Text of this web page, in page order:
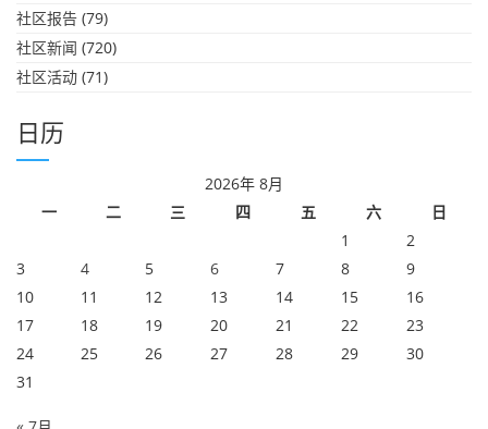
社区报告 (79)
社区新闻 (720)
社区活动 (71)
日历
2026年 8月
一
二 三 四 五 六
日
1
2
3
4 5 6 7 8
9
10
11 12 13 14 15
16
17
18 19 20 21 22
23
24
25 26 27 28 29
30
31